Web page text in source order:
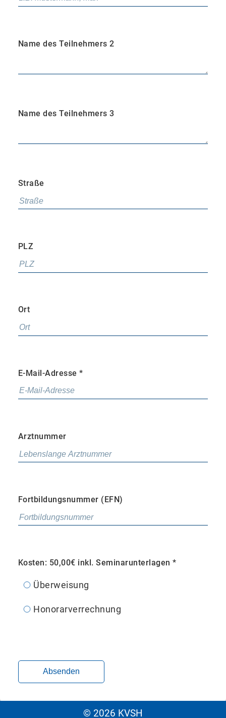
Name des Teilnehmers 2
Name des Teilnehmers 3
Straße
PLZ
Ort
E-Mail-Adresse*
Arztnummer
Fortbildungsnummer (EFN)
Kosten: 50,00€ inkl. Seminarunterlagen*
Überweisung
Honorarverrechnung
Absenden
© 2026 KVSH